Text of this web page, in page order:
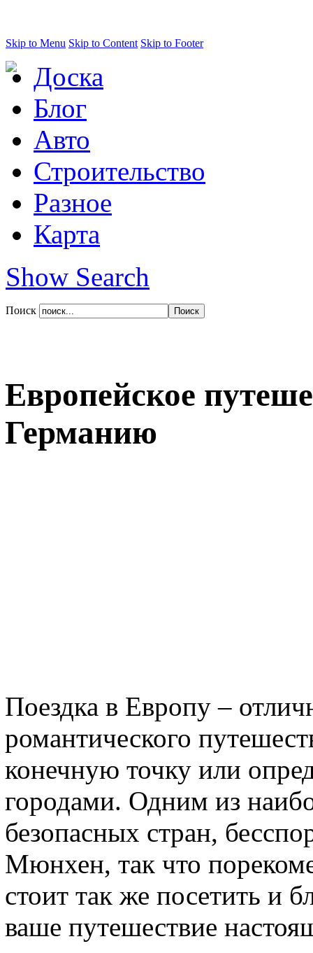
Skip to Menu Skip to Content Skip to Footer
Доска
Блог
Авто
Строительство
Разное
Карта
Show Search
Поиск
Европейское
Германию
Поездка в Европу –
романтического
конечную точку или
городами. Одним из
безопасных стран,
Мюнхен, так что
стоит так же посетить и
ваше путешествие